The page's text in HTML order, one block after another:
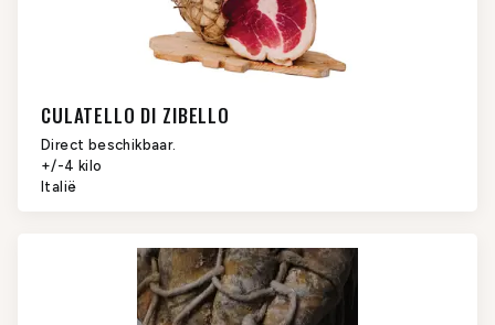
CULATELLO DI ZIBELLO
Direct beschikbaar.
+/-4 kilo
Italië